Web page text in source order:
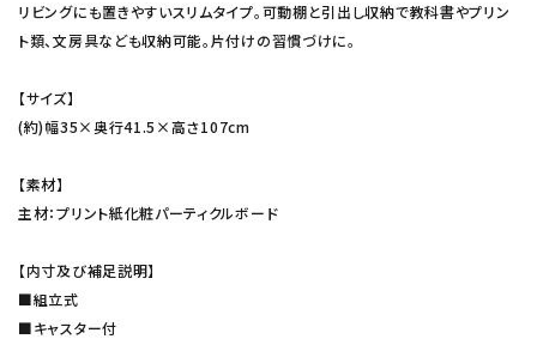
リビングにも置きやすいスリムタイプ。可動棚と引出し収納で教科書やプリン
ト類、文房具なども収納可能。片付けの習慣づけに。
【サイズ】
(約)幅35×奥行41.5×高さ107cm
【素材】
主材：プリント紙化粧パーティクルボード
【内寸及び補足説明】
■組立式
■キャスター付